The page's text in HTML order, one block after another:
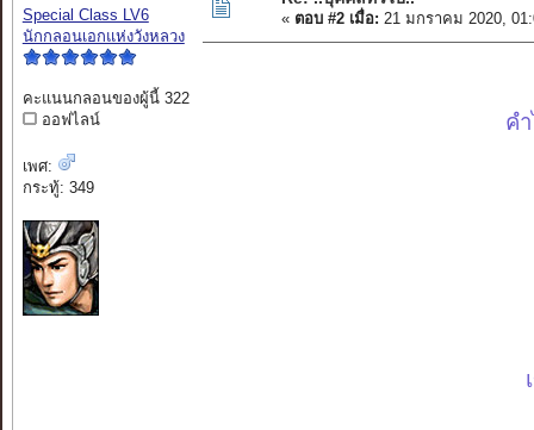
Special Class LV6
นักกลอนเอกแห่งวังหลวง
คะแนนกลอนของผู้นี้ 322
ออฟไลน์
เพศ:
กระทู้: 349
« ตอบ #2 เมื่อ: 21 มกราคม 2020,
ค